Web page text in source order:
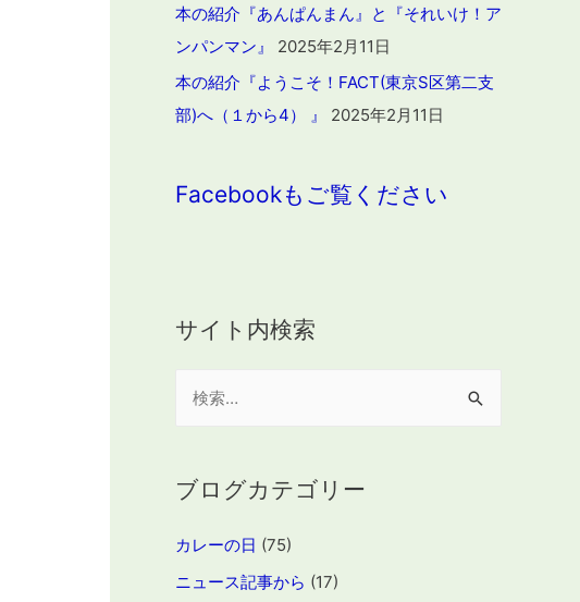
本の紹介『あんぱんまん』と『それいけ！ア
ンパンマン』
2025年2月11日
本の紹介『ようこそ！FACT(東京S区第二支
部)へ（１から4） 』
2025年2月11日
Facebookもご覧ください
サイト内検索
ブログカテゴリー
カレーの日 (75)
ニュース記事から (17)